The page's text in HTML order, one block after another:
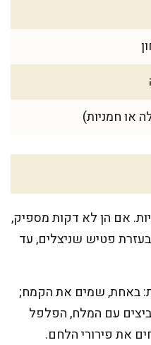
או חמניות)
אם הן לא דקות מספיק,
פטיש שניצלים, עד
באחת, שמים את הקמח;
עם המלח, הפלפל
את פירורי הלחם.